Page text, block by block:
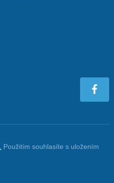
Použitím souhlasíte s uložením